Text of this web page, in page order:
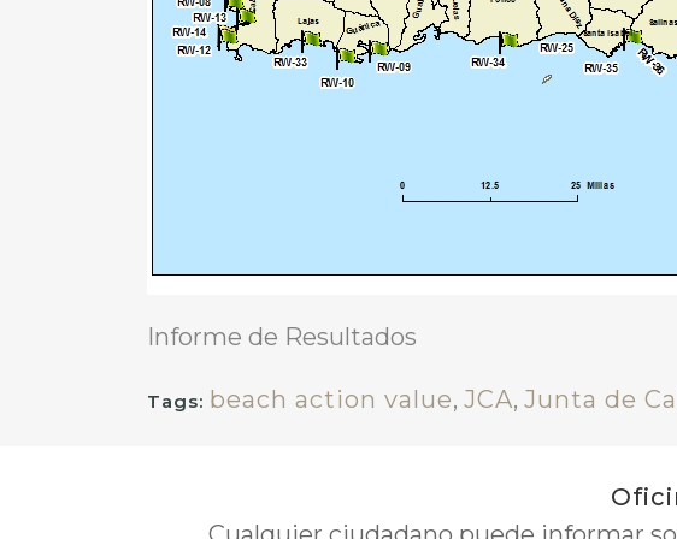
Informe de Resultados
Tags: beach action value, JCA, Junta de